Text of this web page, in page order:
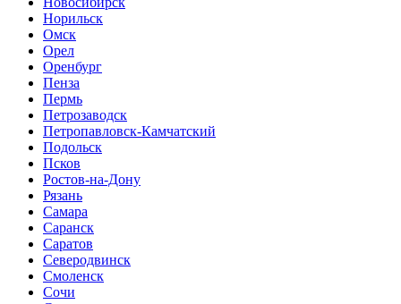
Норильск
Омск
Орел
Оренбург
Пенза
Пермь
Петрозаводск
Петропавловск-Камчатский
Подольск
Псков
Ростов-на-Дону
Рязань
Самара
Саранск
Саратов
Северодвинск
Смоленск
Сочи